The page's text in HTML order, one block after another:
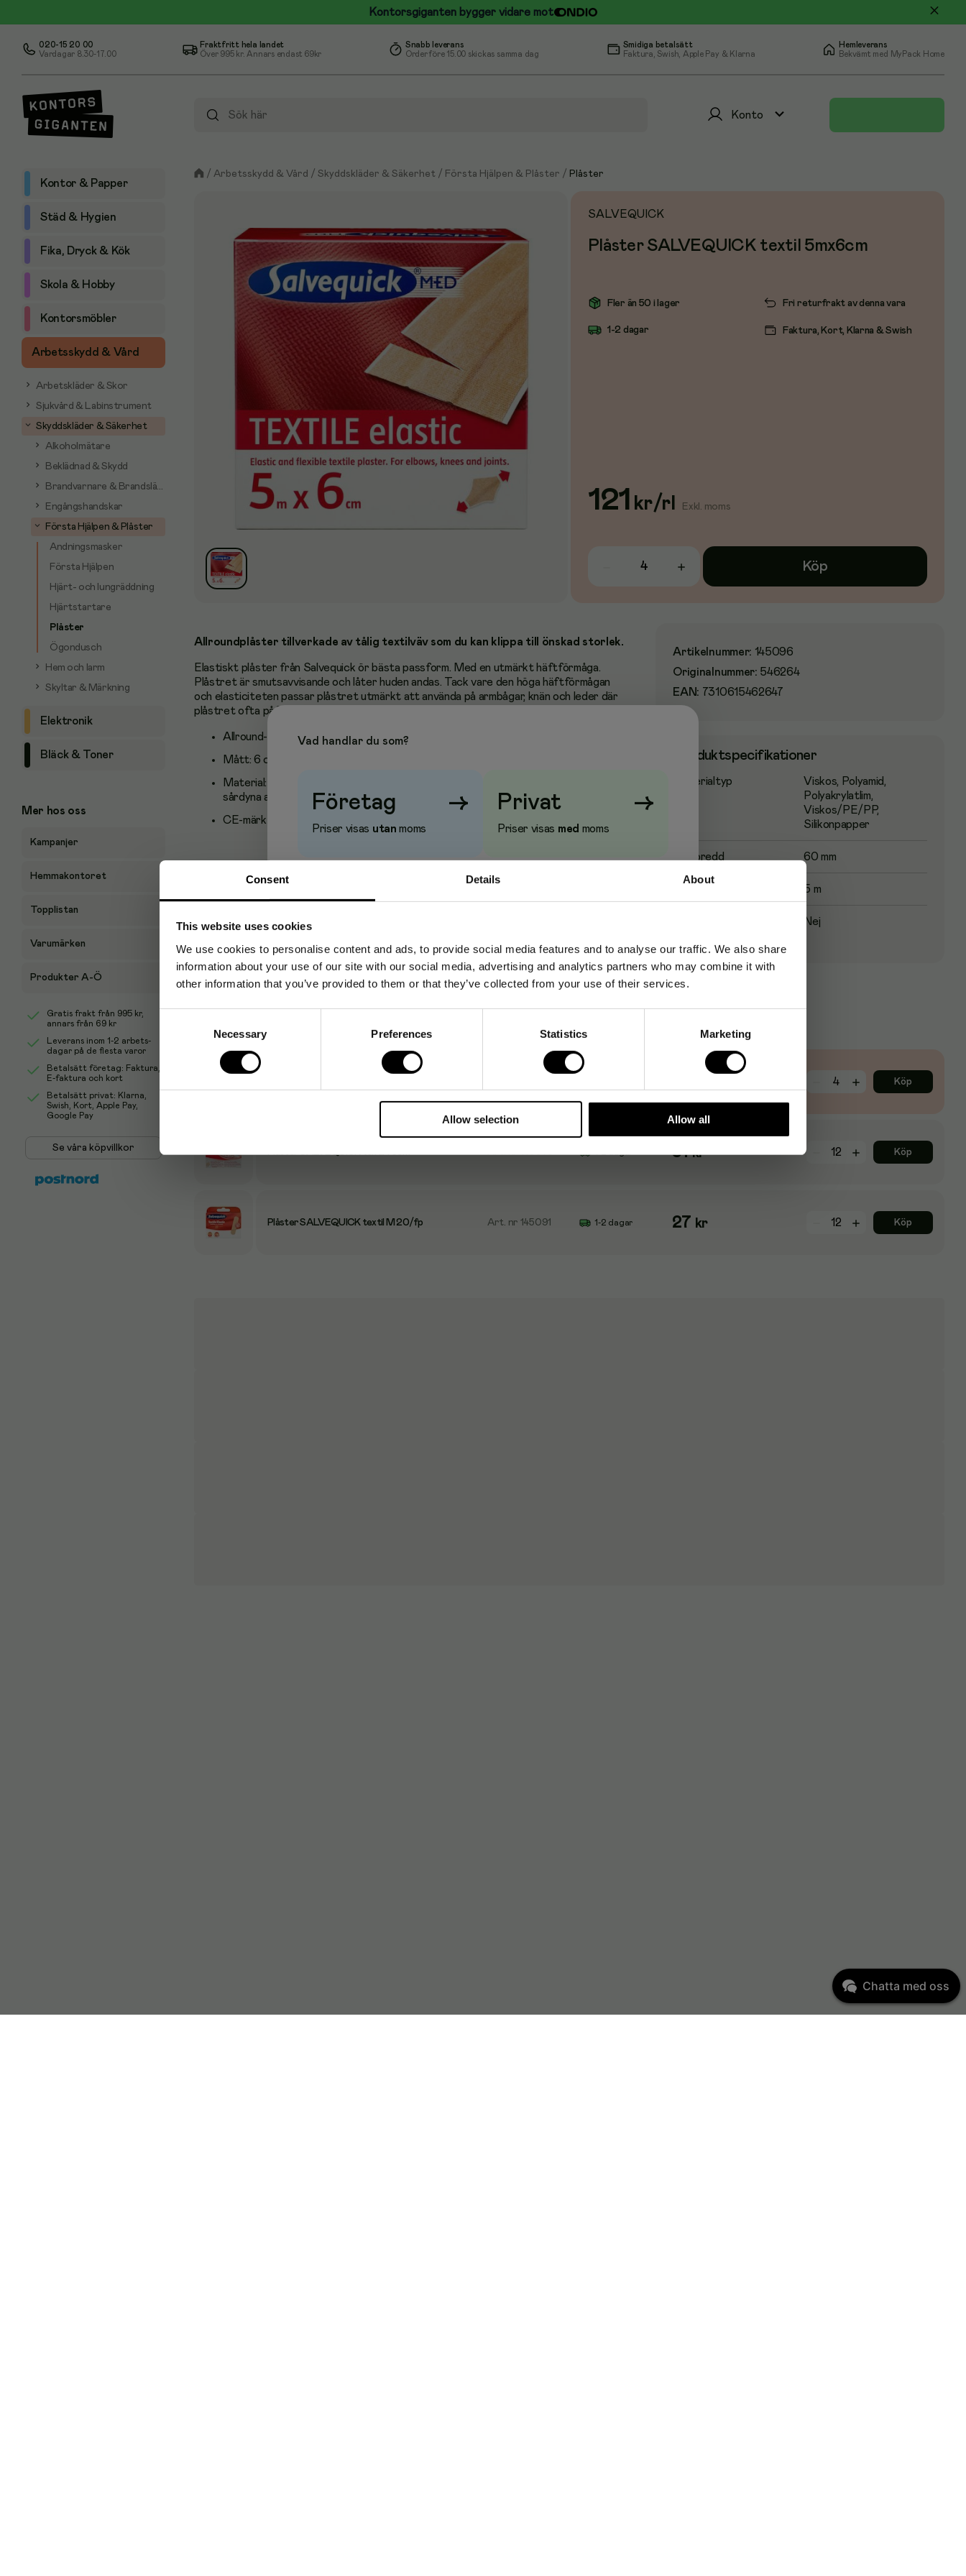
Consent Details About
This website uses cookies
We use cookies to personalise content and ads, to provide social media features and to analyse our traffic. We also share
information about your use of our site with our social media, advertising and analytics partners who may combine it with
other information that you’ve provided to them or that they’ve collected from your use of their services.
Necessary Preferences Statistics Marketing
Allow selection Allow all
Kontorsgiganten bygger vidare mot
020-15 20 00
Vardagar 8.30-17.00
Fraktfritt hela landet
Över 995 kr. Annars endast 69kr
Snabb leverans
Order före 15.00 skickas samma dag
Smidiga betalsätt
Faktura, Swish, Apple Pay & Klarna
Hemleverans
Bekvämt med MyPack Home
Konto
Kontor & Papper
Städ & Hygien
Fika, Dryck & Kök
Skola & Hobby
Kontorsmöbler
Arbetsskydd & Vård
Arbetskläder & Skor
Sjukvård & Labinstrument
Skyddskläder & Säkerhet
Alkoholmätare
Beklädnad & Skydd
Brandvarnare & Brandsläckare
Engångshandskar
Första Hjälpen & Plåster
Andningsmasker
Första Hjälpen
Hjärt- och lungräddning
Hjärtstartare
Plåster
Ögondusch
Hem och larm
Skyltar & Märkning
Elektronik
Bläck & Toner
Mer hos oss
Kampanjer
Hemmakontoret
Topplistan
Varumärken
Produkter A-Ö
Gratis frakt från 995 kr,
annars från 69 kr
Leverans inom 1-2 arbets-
dagar på de flesta varor
Betalsätt företag: Faktura,
E-faktura och kort
Betalsätt privat: Klarna,
Swish, Kort, Apple Pay,
Google Pay
Se våra köpvillkor
/ Arbetsskydd & Vård / Skyddskläder & Säkerhet / Första Hjälpen & Plåster / Plåster
SALVEQUICK
Plåster SALVEQUICK textil 5mx6cm
Fler än 50 i lager Fri returfrakt av denna vara
1-2 dagar Faktura, Kort, Klarna & Swish
121 kr/rl Exkl. moms
Köp
Allroundplåster tillverkade av tålig textilväv som du kan klippa till önskad storlek.
Elastiskt plåster från Salvequick ör bästa passform. Med en utmärkt häftförmåga.
Plåstret är smutsavvisande och låter huden andas. Tack vare den höga häftförmågan
och elasticiteten passar plåstret utmärkt att använda på armbågar, knän och leder där
plåstret ofta påfrestas av mycket rörelser. Produkten är CE-märkt.
Allround-plåster
Mått: 6 cm x 5 m
Material: elastiskt viskos/polyamid-textil med hydrofob behandling, polyakrylatlim,
sårdyna av viskos/PE/PP, silikonpapper
CE-märkt
Artikelnummer: 145096
Originalnummer: 546264
EAN: 7310615462647
Produktspecifikationer
Materialtyp
Viskos, Polyamid,
Polyakrylatlim,
Viskos/PE/PP,
Silikonpapper
Tejpbredd 60 mm
5 m
Nej
Köp
Plåster SALVEQUICK textil 75cm Art. nr145076 31kr Köp
Plåster SALVEQUICK textil M 20/fp Art. nr 145091 1-2 dagar 27 kr Köp
Vad handlar du som?
Företag →
Priser visas utan moms
Privat →
Priser visas med moms
Chatta med oss